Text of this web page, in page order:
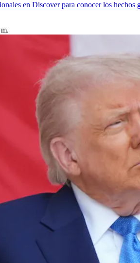
en Discover para conocer los hechos